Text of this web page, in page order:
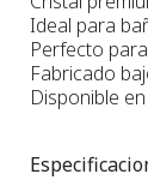
Ideal para
Perfecto
Fabricado
Disponible